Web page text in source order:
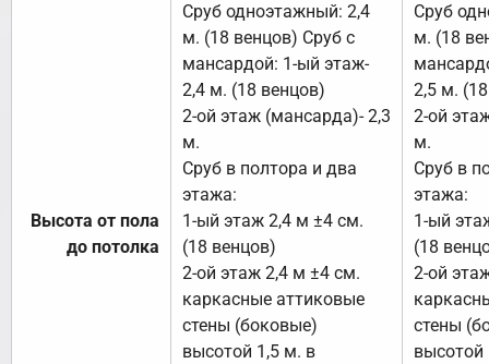
Высота от пола
до потолка
Сруб одноэтажный: 2,4
м. (18 венцов) Сруб с
мансардой: 1-ый этаж-
2,4 м. (18 венцов)
2-ой этаж (мансарда)- 2,3
м.
Сруб в полтора и два
этажа:
1-ый этаж 2,4 м ±4 см.
(18 венцов)
2-ой этаж 2,4 м ±4 см.
каркасные аттиковые
стены (боковые)
высотой 1,5 м. в
Сруб
м. (18
2,5 м.
2-ой
м.
Сруб в
этажа:
1-ый
(18
2-ой
стены
высотой